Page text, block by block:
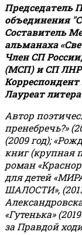
Председатель
объединения
Составитель
альманаха
Член СП
(МСП) и СП
Лауреат
Автор
пренебречь?»
(2009 год);
книг (крупная
роман
для детей
ШАЛОСТИ»,
«Гутенька»
за Правдой